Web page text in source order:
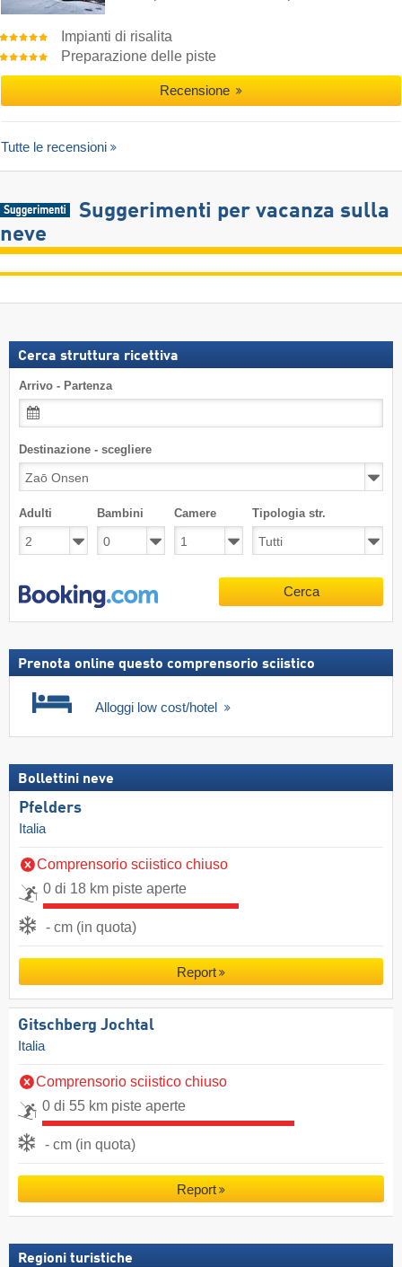
Impianti di risalita
Preparazione delle piste
Recensione
Tutte le recensioni
Suggerimenti per vacanza sulla
neve
Cerca struttura ricettiva
Arrivo - Partenza
Destinazione - scegliere
Adulti Bambini Camere Tipologia str.
Cerca
Prenota online questo comprensorio sciistico
Alloggi low cost/hotel
Bollettini neve
Pfelders
Italia
Comprensorio sciistico chiuso
0 di 18 km piste aperte
- cm (in quota)
Report
Gitschberg Jochtal
Italia
Comprensorio sciistico chiuso
0 di 55 km piste aperte
- cm (in quota)
Report
Regioni turistiche